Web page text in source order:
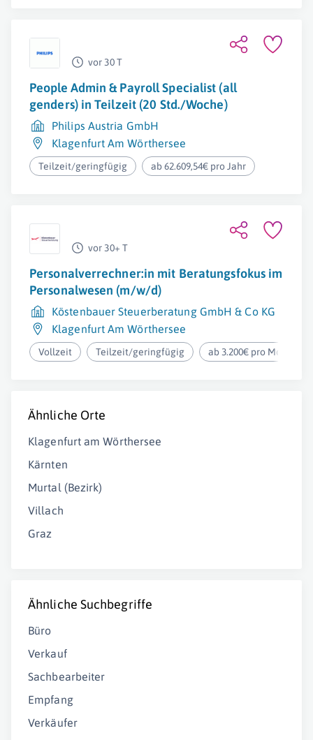
vor 30 T
People Admin & Payroll Specialist (all
genders) in Teilzeit (20 Std./Woche)
Philips Austria GmbH
Klagenfurt Am Wörthersee
Teilzeit/geringfügig ab 62.609,54€ pro Jahr
vor 30+ T
Personalverrechner:in mit Beratungsfokus im
Personalwesen (m/w/d)
Köstenbauer Steuerberatung GmbH & Co KG
Klagenfurt Am Wörthersee
Vollzeit Teilzeit/geringfügig ab 3.200€ pro Monat
Ähnliche Orte
Klagenfurt am Wörthersee
Kärnten
Murtal (Bezirk)
Villach
Graz
Ähnliche Suchbegriffe
Büro
Verkauf
Sachbearbeiter
Empfang
Verkäufer